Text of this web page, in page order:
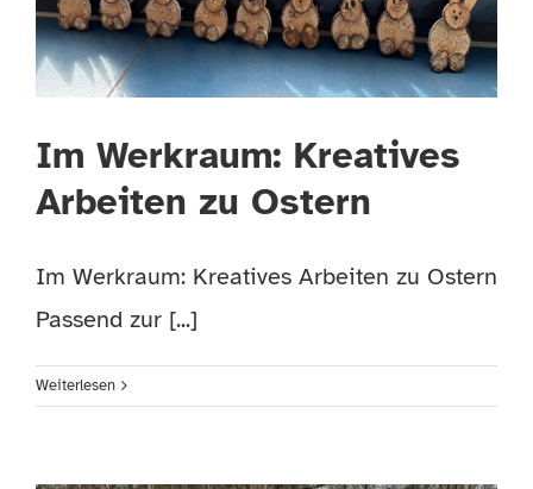
Im Werkraum: Kreatives
Arbeiten zu Ostern
Im Werkraum: Kreatives Arbeiten zu Ostern
Passend zur [...]
Weiterlesen